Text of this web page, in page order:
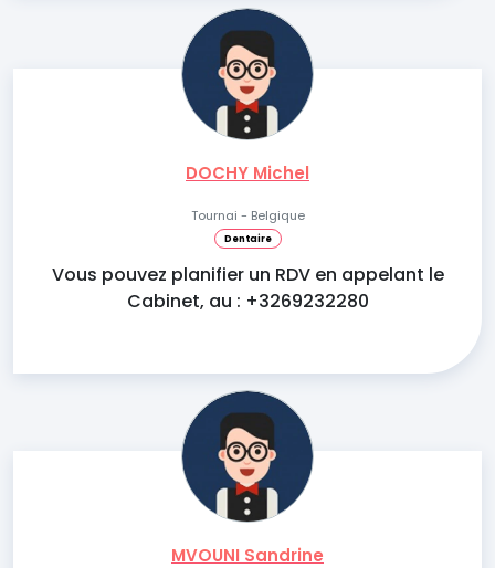
DOCHY Michel
Tournai - Belgique
Dentaire
Vous pouvez planifier un RDV en appelant le
Cabinet, au : +3269232280
MVOUNI Sandrine